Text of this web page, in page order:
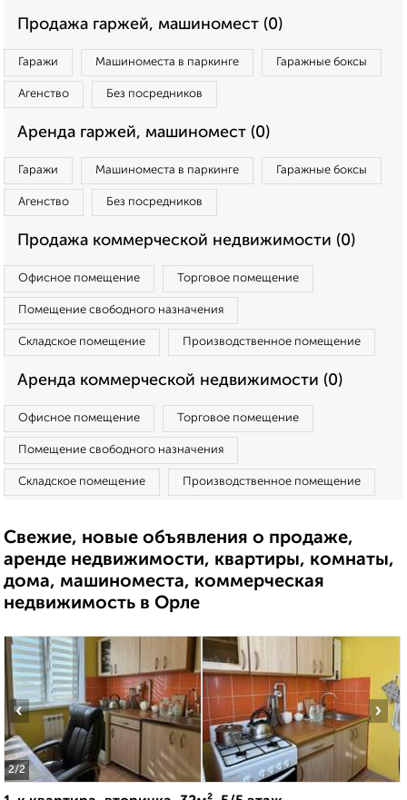
Продажа гаржей, машиномест (0)
Гаражи Машиноместа в паркинге Гаражные боксы
Агенство Без посредников
Аренда гаржей, машиномест (0)
Гаражи Машиноместа в паркинге Гаражные боксы
Агенство Без посредников
Продажа коммерческой недвижимости (0)
Офисное помещение Торговое помещение
Помещение свободного назначения
Складское помещение Производственное помещение
Аренда коммерческой недвижимости (0)
Офисное помещение Торговое помещение
Помещение свободного назначения
Складское помещение Производственное помещение
Свежие, новые объявления о продаже,
аренде недвижимости, квартиры, комнаты,
дома, машиноместа, коммерческая
недвижимость в Орле
2/2
‹ ›